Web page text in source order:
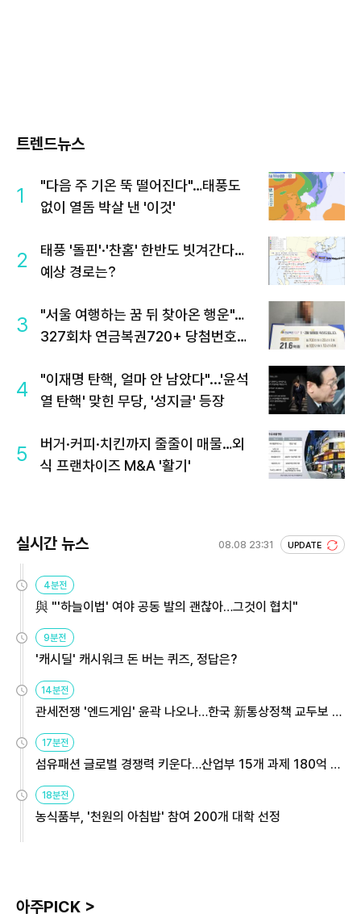
트렌드뉴스
1
"다음 주 기온 뚝 떨어진다"…태풍도
없이 열돔 박살 낸 '이것'
2
태풍 '돌핀'·'찬홈' 한반도 빗겨간다…
예상 경로는?
3
"서울 여행하는 꿈 뒤 찾아온 행운"…
327회차 연금복권720+ 당첨번호조
4
"이재명 탄핵, 얼마 안 남았다"...'윤석
열 탄핵' 맞힌 무당, '성지글' 등장
5
버거·커피·치킨까지 줄줄이 매물…외
식 프랜차이즈 M&A '활기'
실시간 뉴스 08.08 23:31 UPDATE
4분전
與 "'하늘이법' 여야 공동 발의 괜찮아…그것이 협치"
9분전
'캐시딜' 캐시워크 돈 버는 퀴즈, 정답은?
14분전
관세전쟁 '엔드게임' 윤곽 나오나…한국 新통상정책 교두보 활
17분전
섬유패션 글로벌 경쟁력 키운다…산업부 15개 과제 180억 지
18분전
농식품부, '천원의 아침밥' 참여 200개 대학 선정
아주PICK >